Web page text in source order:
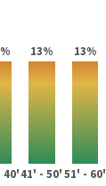
13% 13%
40'41' - 50'51' - 60'